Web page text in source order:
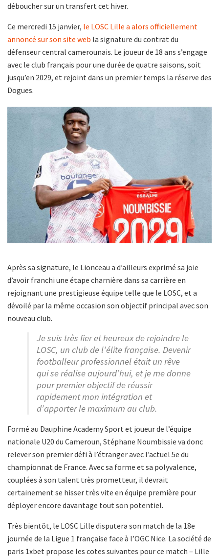
déboucher sur un transfert cet hiver.
Ce mercredi 15 janvier, le LOSC Lille a alors officiellement
annoncé sur son site web la signature du contrat du
défenseur central camerounais. Le joueur de 18 ans s’engage
avec le club français pour une durée de quatre saisons, soit
jusqu’en 2029, et rejoint dans un premier temps la réserve des
Dogues.
Après sa signature, le Lionceau a d’ailleurs exprimé sa joie
d’avoir franchi une étape charnière dans sa carrière en
rejoignant une prestigieuse équipe telle que le LOSC, et a
dévoilé par la même occasion son objectif principal avec son
nouveau club.
Je suis très fier et heureux de rejoindre le
LOSC, un club de l’élite française. Devenir
footballeur professionnel était un rêve
qui se réalise aujourd’hui, et je me donne
pour premier objectif de réussir
rapidement mon intégration et
d’apporter le maximum au club.
Formé au Dauphine Academy Sport et joueur de l’équipe
nationale U20 du Cameroun, Stéphane Noumbissie va donc
relever son premier défi à l’étranger avec l’actuel 5e du
championnat de France. Avec sa forme et sa polyvalence,
couplées à son talent très prometteur, il devrait
certainement se hisser très vite en équipe première pour
déployer encore davantage tout son potentiel.
Très bientôt, le LOSC Lille disputera son match de la 18e
journée de la Ligue 1 française face à l’OGC Nice. La société de
paris 1xbet propose les cotes suivantes pour ce match – Lille